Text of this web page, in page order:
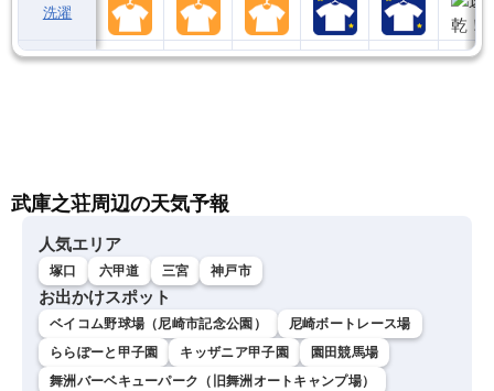
洗濯
武庫之荘周辺の天気予報
人気エリア
塚口 六甲道 三宮 神戸市
お出かけスポット
ベイコム野球場（尼崎市記念公園）
尼崎ボートレース場
ららぽーと甲子園
キッザニア甲子園
園田競馬場
舞洲バーベキューパーク（旧舞洲オートキャンプ場）